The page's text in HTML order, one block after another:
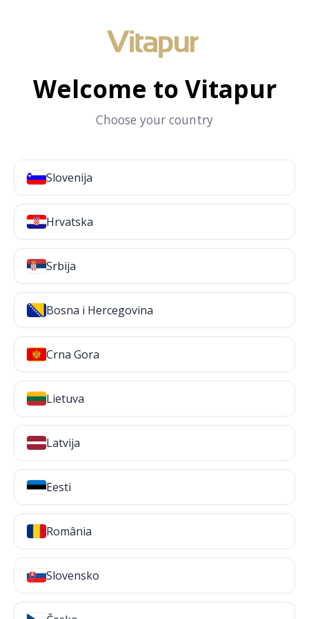
Welcome to Vitapur
Choose your country
Slovenija
Hrvatska
Srbija
Bosna i Hercegovina
Crna Gora
Lietuva
Latvija
Eesti
România
Slovensko